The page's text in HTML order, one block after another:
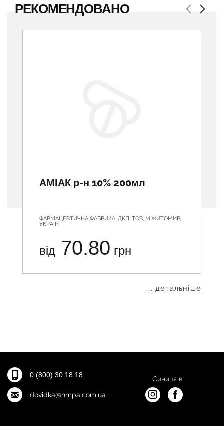
РЕКОМЕНДОВАНО Previous
АМІАК р-н 10% 200мл
ФАРМАЦЕВТИЧНА ФАБРИКА, ДКП, ТОВ, М.ЖИТОМИР,
УКРАЇН
від 70.80 грн
... детальніше
Next
0 (800) 30 18 18
dovidka@hmpa.com.ua
Синиця в: